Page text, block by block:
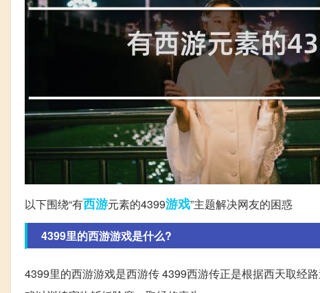
以下围绕“有西游元素的4399游戏”主题解决网友的困惑
4399里的西游游戏是什么?
4399里的西游游戏是西游传 4399西游传正是根据西天取经